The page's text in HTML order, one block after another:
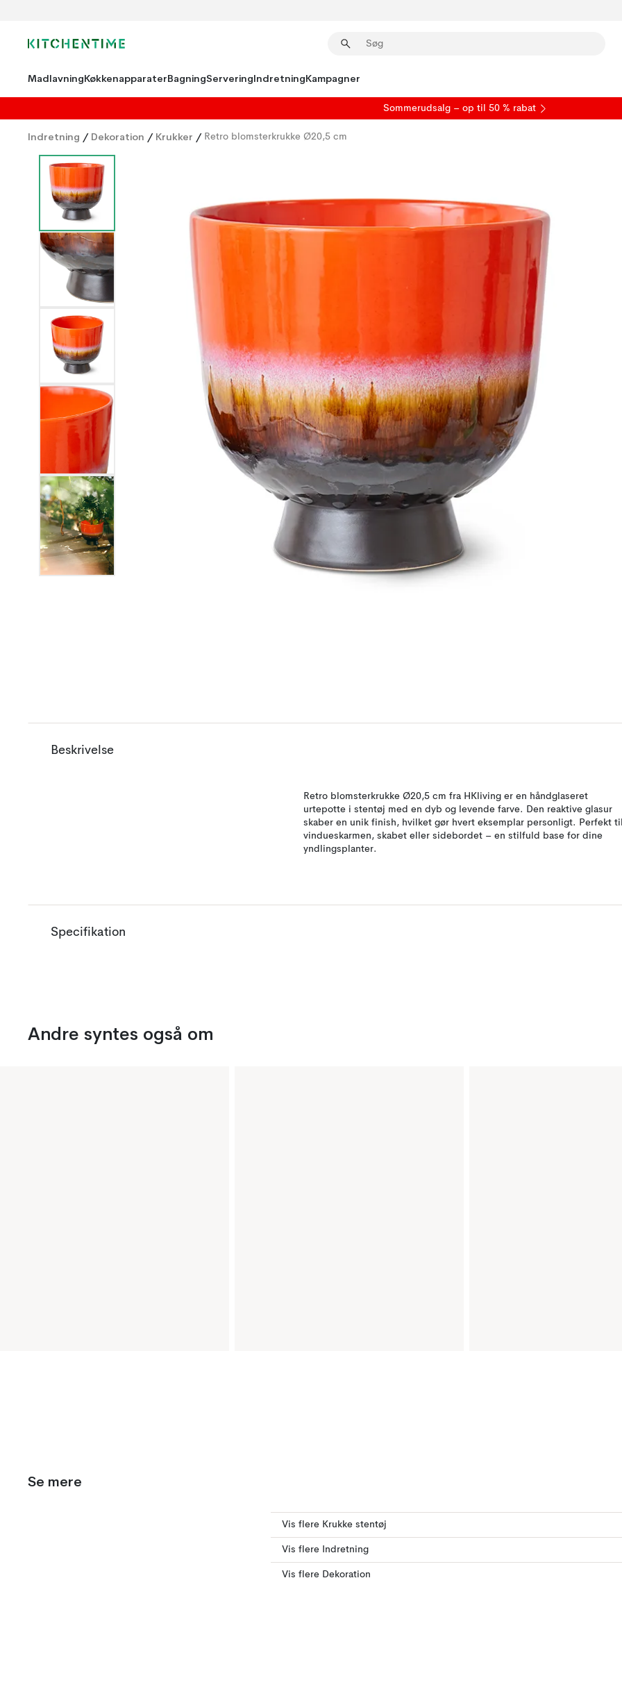
MadlavningKøkkenapparaterBagningServeringIndretningKampagner
Sommerudsalg – op til 50 % rabat
Indretning / Dekoration / Krukker / Retro blomsterkrukke Ø20,5 cm
Beskrivelse
Retro blomsterkrukke Ø20,5 cm fra HKliving er en håndglaseret
urtepotte i stentøj med en dyb og levende farve. Den reaktive glasur
skaber en unik finish, hvilket gør hvert eksemplar personligt. Perfekt
vindueskarmen, skabet eller sidebordet – en stilfuld base for dine
yndlingsplanter.
Specifikation
Andre syntes også om
Se mere
Vis flere Krukke stentøj
Vis flere Indretning
Vis flere Dekoration